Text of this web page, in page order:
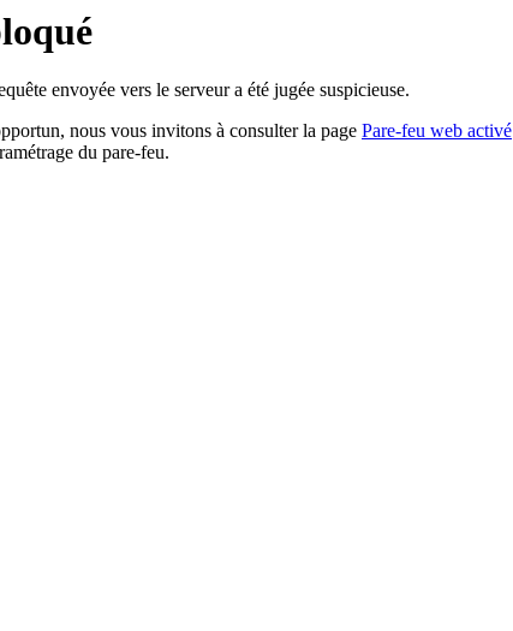
envoyée vers le serveur a été jugée suspicieuse.
nous vous invitons à consulter la page Pare-feu web activé
du pare-feu.